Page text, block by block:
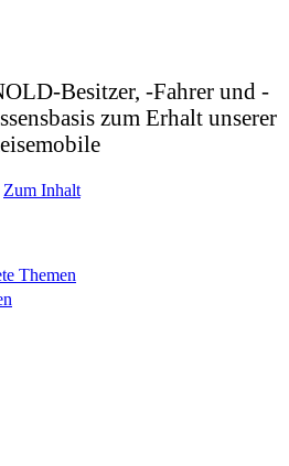
Besitzer, -Fahrer und -
zum Erhalt unserer
Zum Inhalt
Themen